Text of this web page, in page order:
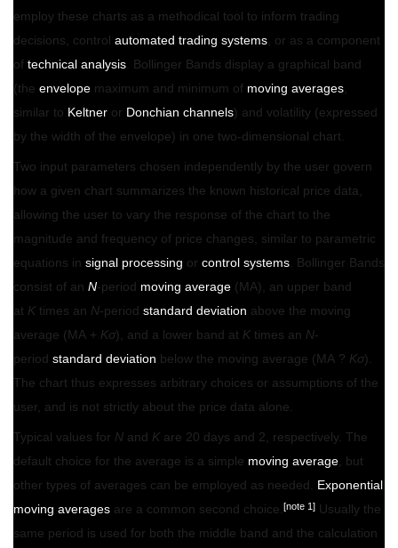
employ these charts as a methodical tool to inform trading
decisions, control automated trading systems , or as a component
of technical analysis . Bollinger Bands display a graphical band
(the envelope maximum and minimum of moving averages
similar to Keltner or Donchian channels) and volatility (expressed
by the width of the envelope) in one two-dimensional chart.
Two input parameters chosen independently by the user govern
how a given chart summarizes the known historical price data,
allowing the user to vary the response of the chart to the
magnitude and frequency of price changes, similar to parametric
equations in signal processing or control systems . Bollinger Bands
consist of an N-period moving average (MA), an upper band
at K times an N-period standard deviation above the moving
average (MA + Kσ), and a lower band at K times an N-
period standard deviation below the moving average (MA ? Kσ).
The chart thus expresses arbitrary choices or assumptions of the
user, and is not strictly about the price data alone.
Typical values for N and K are 20 days and 2, respectively. The
default choice for the average is a simple moving average , but
other types of averages can be employed as needed. Exponential
moving averages are a common second choice. [note 1] Usually the
same period is used for both the middle band and the calculation